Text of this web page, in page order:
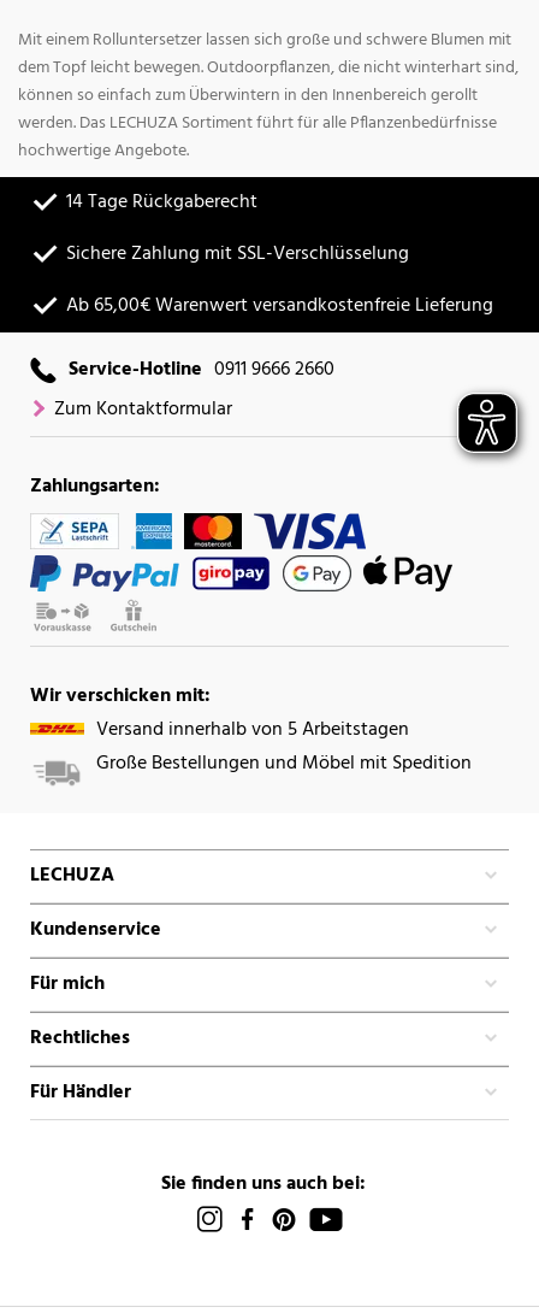
Mit einem Rolluntersetzer lassen sich große und schwere Blumen mit
dem Topf leicht bewegen. Outdoorpflanzen, die nicht winterhart sind,
können so einfach zum Überwintern in den Innenbereich gerollt
werden. Das LECHUZA Sortiment führt für alle Pflanzenbedürfnisse
hochwertige Angebote.
14 Tage Rückgaberecht
Sichere Zahlung mit SSL-Verschlüsselung
Ab 65,00€ Warenwert versandkostenfreie Lieferung
Service-Hotline 0911 9666 2660
Zum Kontaktformular
Zahlungsarten:
Wir verschicken mit:
Versand innerhalb von 5 Arbeitstagen
Große Bestellungen und Möbel mit Spedition
LECHUZA
Kundenservice
Für mich
Rechtliches
Für Händler
Sie finden uns auch bei: